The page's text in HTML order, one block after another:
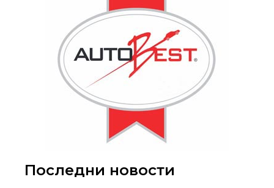
Последни новости